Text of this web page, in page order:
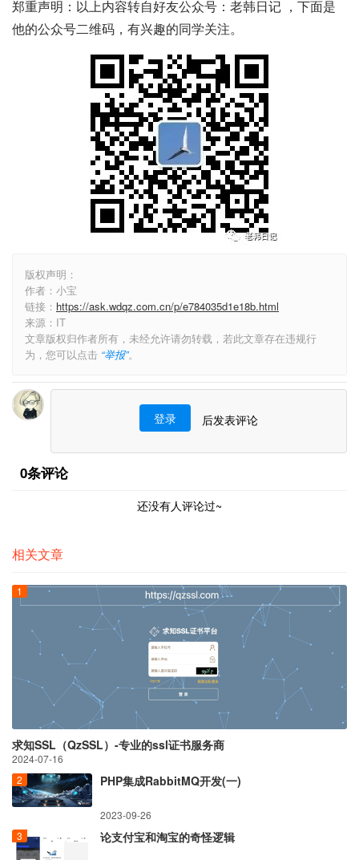
郑重声明：以上内容转自好友公众号：老韩日记 ，下面是
他的公众号二维码，有兴趣的同学关注。
版权声明：
作者：小宝
链接： https://ask.wdqz.com.cn/p/e784035d1e18b.html
来源：IT
文章版权归作者所有，未经允许请勿转载，若此文章存在违规行
为，您可以点击 “举报”。
登录 后发表评论
0条评论
还没有人评论过~
相关文章
求知SSL（QzSSL）-专业的ssl证书服务商
2024-07-16
PHP集成RabbitMQ开发(一)
2023-09-26
论支付宝和淘宝的奇怪逻辑